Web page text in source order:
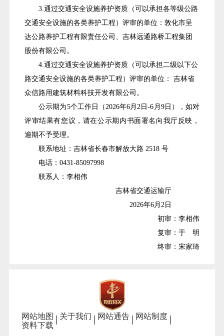
3.通过交通安全设施养护资质（可以承担各等级公路
交通安全设施的各类养护工程）评审的单位：敦化市呈
达公路养护工程有限责任公司、吉林远通路桥工程集团
股份有限公司。
4.通过交通安全设施养护资质（可以承担二级以下公
路交通安全设施的各类养护工程）评审的单位：
吉林省
众信路用建筑材料科技开发有限公司。
公示期为5个工作日（2026年6月2日-6 月 9日 ）， 如对
评审结果有您议，请在公示期内书面署名向我厅反映，
逾期不予受理。
联系地址：吉林省长春市解放大路 2518 号
电话：0431-85097998
联系人：李相伟
吉林省交通运输厅
2026年6月 2日
初审：李相伟
复审：于 明
终审：宋家琦
网站地图 关于我们 网站通告
网站制度
资料下载